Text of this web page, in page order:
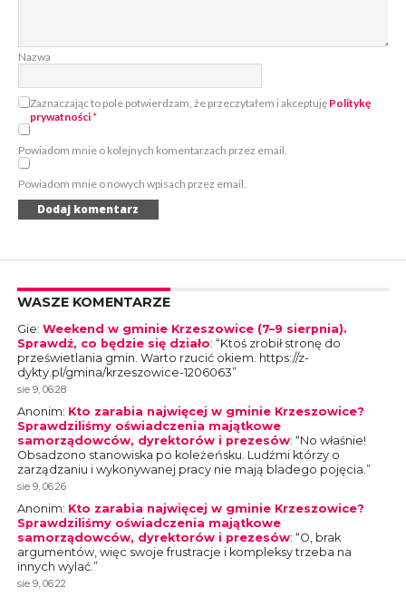
Nazwa
Zaznaczając to pole potwierdzam, że przeczytałem i akceptuję Politykę
prywatności*
Powiadom mnie o kolejnych komentarzach przez email.
Powiadom mnie o nowych wpisach przez email.
WASZE KOMENTARZE
Gie: Weekend w gminie Krzeszowice (7–9 sierpnia).
Sprawdź, co będzie się działo: “Ktoś zrobił stronę do
prześwietlania gmin. Warto rzucić okiem. https://z-
dykty.pl/gmina/krzeszowice-1206063”
sie 9, 06:28
Anonim: Kto zarabia najwięcej w gminie Krzeszowice?
Sprawdziliśmy oświadczenia majątkowe
samorządowców, dyrektorów i prezesów: “No właśnie!
Obsadzono stanowiska po koleżeńsku. Ludźmi którzy o
zarządzaniu i wykonywanej pracy nie mają bladego pojęcia.”
sie 9, 06:26
Anonim: Kto zarabia najwięcej w gminie Krzeszowice?
Sprawdziliśmy oświadczenia majątkowe
samorządowców, dyrektorów i prezesów: “O, brak
argumentów, więc swoje frustracje i kompleksy trzeba na
innych wylać.”
sie 9, 06:22